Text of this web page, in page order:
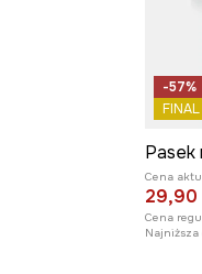
-57%
Pasek
Cena
29,90
Cena
Najniższa